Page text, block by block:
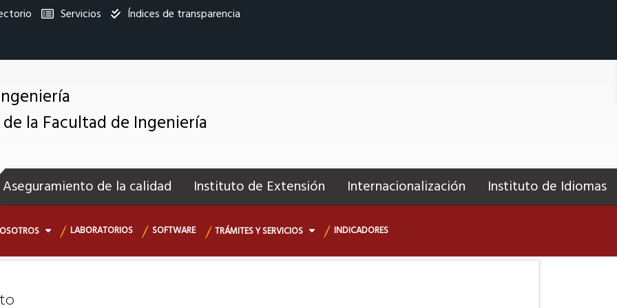
Servicios
Índices de transparencia
la Facultad de Ingeniería
Aseguramiento de la calidad Instituto de Extensión Internacionalización Instituto de Idiomas
LABORATORIOS SOFTWARE TRÁMITES Y SERVICIOS INDICADORES